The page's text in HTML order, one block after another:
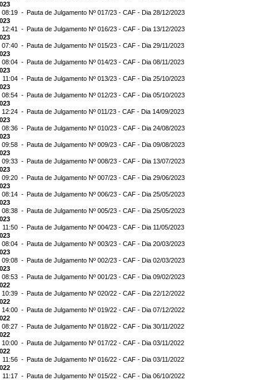
08:19 - Pauta de Julgamento Nº 017/23 - CAF - Dia 28/12/2023
12:41 - Pauta de Julgamento Nº 016/23 - CAF - Dia 13/12/2023
07:40 - Pauta de Julgamento Nº 015/23 - CAF - Dia 29/11/2023
08:04 - Pauta de Julgamento Nº 014/23 - CAF - Dia 08/11/2023
11:04 - Pauta de Julgamento Nº 013/23 - CAF - Dia 25/10/2023
08:54 - Pauta de Julgamento Nº 012/23 - CAF - Dia 05/10/2023
12:24 - Pauta de Julgamento Nº 011/23 - CAF - Dia 14/09/2023
08:36 - Pauta de Julgamento Nº 010/23 - CAF - Dia 24/08/2023
09:58 - Pauta de Julgamento Nº 009/23 - CAF - Dia 09/08/2023
09:33 - Pauta de Julgamento Nº 008/23 - CAF - Dia 13/07/2023
09:20 - Pauta de Julgamento Nº 007/23 - CAF - Dia 29/06/2023
08:14 - Pauta de Julgamento Nº 006/23 - CAF - Dia 25/05/2023
08:38 - Pauta de Julgamento Nº 005/23 - CAF - Dia 25/05/2023
11:50 - Pauta de Julgamento Nº 004/23 - CAF - Dia 11/05/2023
08:04 - Pauta de Julgamento Nº 003/23 - CAF - Dia 20/03/2023
09:08 - Pauta de Julgamento Nº 002/23 - CAF - Dia 02/03/2023
08:53 - Pauta de Julgamento Nº 001/23 - CAF - Dia 09/02/2023
10:39 - Pauta de Julgamento Nº 020/22 - CAF - Dia 22/12/2022
14:00 - Pauta de Julgamento Nº 019/22 - CAF - Dia 07/12/2022
08:27 - Pauta de Julgamento Nº 018/22 - CAF - Dia 30/11/2022
10:00 - Pauta de Julgamento Nº 017/22 - CAF - Dia 03/11/2022
11:56 - Pauta de Julgamento Nº 016/22 - CAF - Dia 03/11/2022
11:17 - Pauta de Julgamento Nº 015/22 - CAF - Dia 06/10/2022